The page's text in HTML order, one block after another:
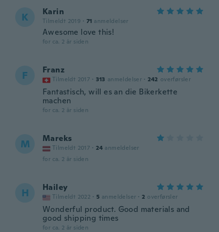
K Karin
Tilmeldt 2019 · 71 anmeldelser
Awesome love this!
for ca. 2 år siden
F Franz
Tilmeldt 2017 · 313 anmeldelser · 242 overførsler
Fantastisch, will es an die Bikerkette
machen
for ca. 2 år siden
M Mareks
Tilmeldt 2017 · 24 anmeldelser
for ca. 2 år siden
H Hailey
Tilmeldt 2022 · 5 anmeldelser · 2 overførsler
Wonderful product. Good materials and
good shipping times
for ca. 2 år siden